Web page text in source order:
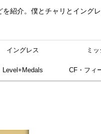
紹介。僕とチャリとイング
イングレス ミ
Level+Medals CF・フィ